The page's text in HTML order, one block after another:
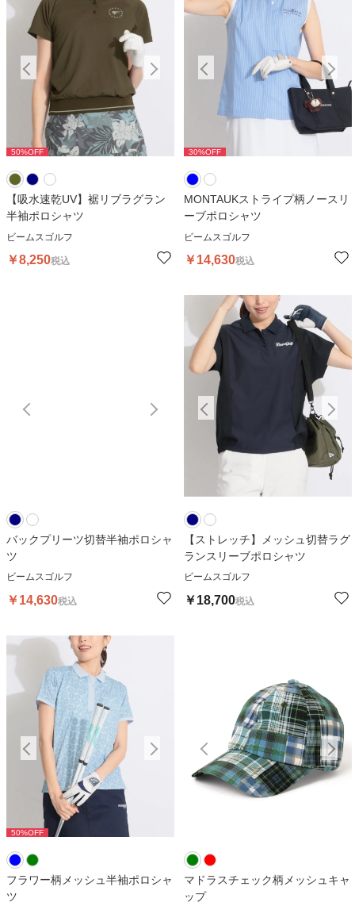
50%OFF %OFF
【吸水速乾UV】裾リブラグラン
半袖ポロシャツ
ビームスゴルフ
￥8,250税込
30%OFF 30%OFF
MONTAUKストライプ柄ノースリ
ーブポロシャツ
ビームスゴルフ
￥14,630税込
バックプリーツ切替半袖ポロシャ
ツ
ビームスゴルフ
￥14,630税込
【ストレッチ】メッシュ切替ラグ
ランスリーブポロシャツ
ビームスゴルフ
￥18,700税込
50%OFF
フラワー柄メッシュ半袖ポロシャ
ツ
マドラスチェック柄メッシュキャ
ップ